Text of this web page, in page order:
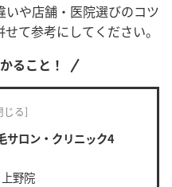
いや店舗・医院選びのコツ
て参考にしてください。
ること！
サロン・クリニック4
野院